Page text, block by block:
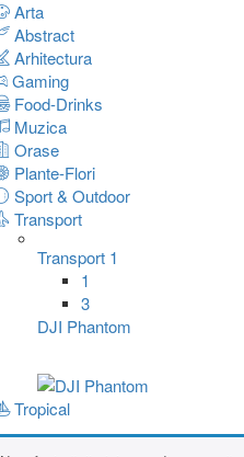
Arta
Abstract
Arhitectura
Gaming
Food-Drinks
Muzica
Orase
Plante-Flori
Sport & Outdoor
Transport
Transport 1
1
3
DJI Phantom
Tropical